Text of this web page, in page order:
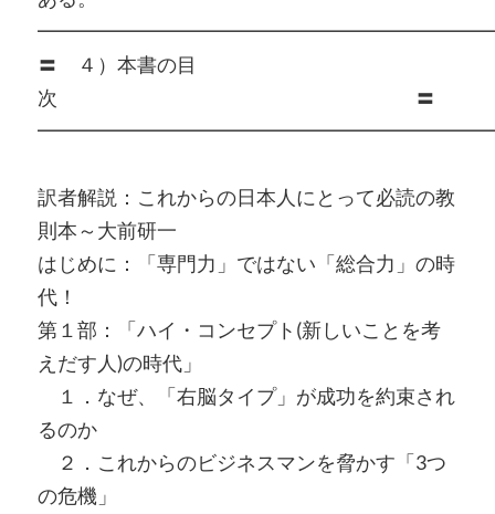
〓 ４）本書の目
次 〓
訳者解説：これからの日本人にとって必読の教
則本～大前研一
はじめに：「専門力」ではない「総合力」の時
代！
第１部：「ハイ・コンセプト(新しいことを考
えだす人)の時代」
１．なぜ、「右脳タイプ」が成功を約束され
るのか
２．これからのビジネスマンを脅かす「3つ
の危機」